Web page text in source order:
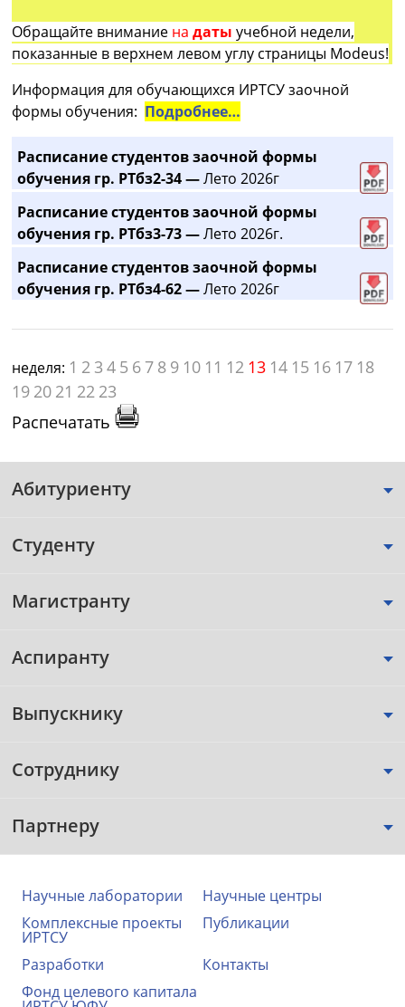
Обращайте внимание на датыучебной недели,
показанные в верхнем левом углу страницы Modeus!
Информация для обучающихся ИРТСУ заочной
формы обучения: Подробнее…
Расписание студентов заочной формы
обучения гр. РТбз2-34 —Лето 2026г
Расписание студентов заочной формы
обучения гр. РТбз3-73 —Лето 2026г.
Расписание студентов заочной формы
обучения гр. РТбз4-62 —Лето 2026г
неделя: 1 2 3 4 5 6 7 8 9 10 11 12 13 14 15 16 17 18
19 20 21 22 23
Распечатать
Абитуриенту
Студенту
Магистранту
Аспиранту
Выпускнику
Сотруднику
Партнеру
Научные лаборатории
Научные центры
Комплексные проекты
ИРТСУ
Публикации
Разработки
Контакты
Фонд целевого капитала